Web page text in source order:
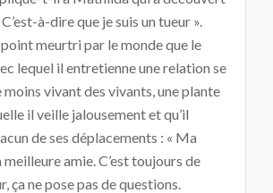
à-dire que je suis un tueur ».
point meurtri par le monde que le
lequel il entretienne une relation se
vivant des vivants, une plante
il veille jalousement et qu’il
de ses déplacements : « Ma
amie. C’est toujours de
ça ne pose pas de questions.